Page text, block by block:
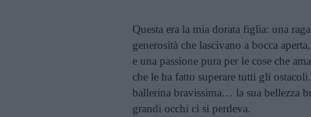
Questa era la mia dorata figlia: una
generosità che lascivano a bocca
e una passione pura per le cose che
che le ha fatto superare tutti gli
ballerina bravissima… la sua bellezza
grandi occhi ci si perdeva.